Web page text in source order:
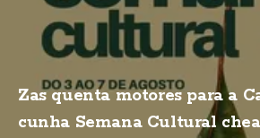
Zas quenta motores para a
cunha Semana Cultural